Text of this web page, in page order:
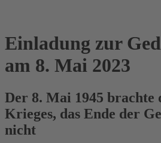
Einladung zur
am 8. Mai 2023
Der 8. Mai 1945 brachte
Krieges, das Ende der
nicht